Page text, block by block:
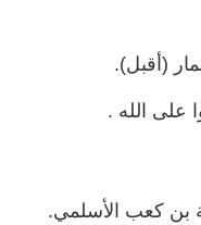
(أقبل).
على الله .